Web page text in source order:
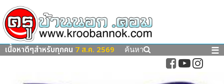
เนื้อหาดีๆสำหรับทุกคน 7 ส.ค. 2569 ค้นหา ☰